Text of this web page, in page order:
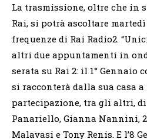
La trasmissione, oltre che in
Rai, si potrà ascoltare
frequenze di Rai Radio2.
altri due appuntamenti in
serata su Rai 2: il 1° Gennaio
si racconterà dalla sua casa
partecipazione, tra gli altri,
Panariello, Gianna Nannini,
Malavasi e Tony Renis. E l’8